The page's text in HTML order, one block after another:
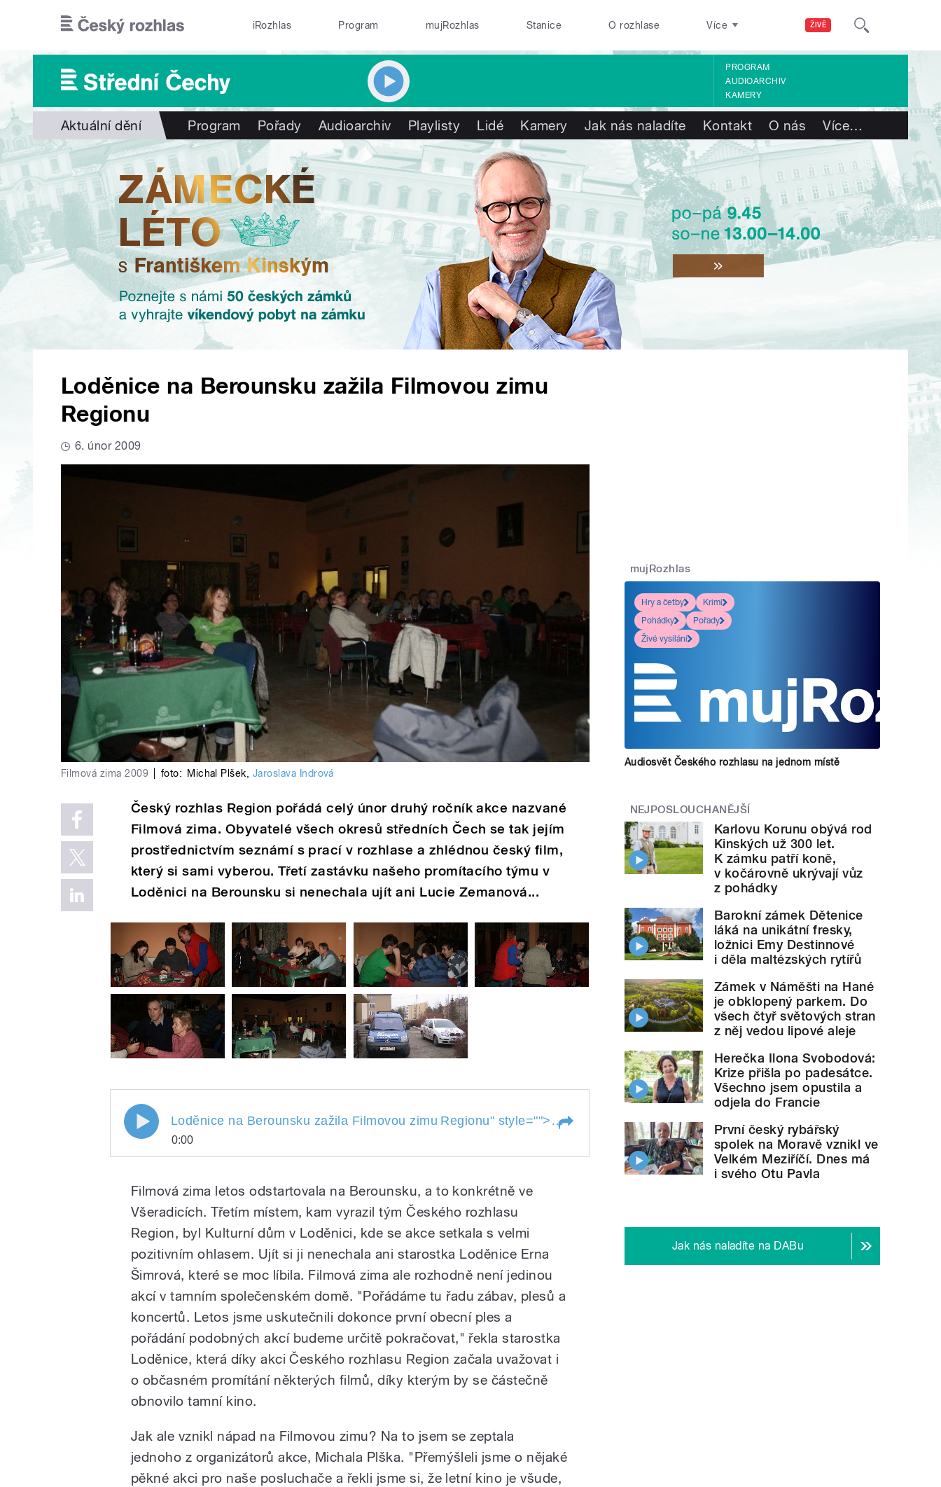
ŽIVĚ
iRozhlas Program mujRozhlas Stanice O rozhlase Více
PROGRAM
AUDIOARCHIV
KAMERY
Aktuální dění Program Pořady Audioarchiv Playlisty Lidé Kamery Jak nás naladíte Kontakt O nás Více…
Loděnice na Berounsku zažila Filmovou zimu
Regionu
6. únor 2009
Filmová zima 2009 foto: Michal Plšek, Jaroslava Indrová
Český rozhlas Region pořádá celý únor druhý ročník akce nazvané
Filmová zima. Obyvatelé všech okresů středních Čech se tak jejím
prostřednictvím seznámí s prací v rozhlase a zhlédnou český film,
který si sami vyberou. Třetí zastávku našeho promítacího týmu v
Loděnici na Berounsku si nenechala ujít ani Lucie Zemanová...
pause
Loděnice na Berounsku zažila Filmovou zimu Regionu" style=""> Loděnice na Berounsku zažila Filmovou zimu
0:00
zimu
Filmová zima letos odstartovala na Berounsku, a to konkrétně ve
Všeradicích. Třetím místem, kam vyrazil tým Českého rozhlasu
Region, byl Kulturní dům v Loděnici, kde se akce setkala s velmi
pozitivním ohlasem. Ujít si ji nenechala ani starostka Loděnice Erna
Šimrová, které se moc líbila. Filmová zima ale rozhodně není jedinou
akcí v tamním společenském domě. "Pořádáme tu řadu zábav, plesů a
koncertů. Letos jsme uskutečnili dokonce první obecní ples a
pořádání podobných akcí budeme určitě pokračovat," řekla starostka
Loděnice, která díky akci Českého rozhlasu Region začala uvažovat i
o občasném promítání některých filmů, díky kterým by se částečně
obnovilo tamní kino.
Jak ale vznikl nápad na Filmovou zimu? Na to jsem se zeptala
jednoho z organizátorů akce, Michala Plška. "Přemýšleli jsme o nějaké
pěkné akci pro naše posluchače a řekli jsme si, že letní kino je všude,
mujRozhlas
Hry a četby
Krimi
Pohádky
Pořady
Živé vysílání
Audiosvět Českého rozhlasu na jednom místě
NEJPOSLOUCHANĚJŠÍ
Karlovu Korunu obývá rod
Kinských už 300 let.
K zámku patří koně,
v kočárovně ukrývají vůz
z pohádky
Barokní zámek Dětenice
láká na unikátní fresky,
ložnici Emy Destinnové
i děla maltézských rytířů
Zámek v Náměšti na Hané
je obklopený parkem. Do
všech čtyř světových stran
z něj vedou lipové aleje
Herečka Ilona Svobodová:
Krize přišla po padesátce.
Všechno jsem opustila a
odjela do Francie
První český rybářský
spolek na Moravě vznikl ve
Velkém Meziříčí. Dnes má
i svého Otu Pavla
Jak nás naladíte na DABu